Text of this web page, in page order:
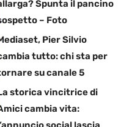
Spunta il pancino
– Foto
Pier Silvio
tutto: chi sta per
su canale 5
storica vincitrice di
cambia vita: